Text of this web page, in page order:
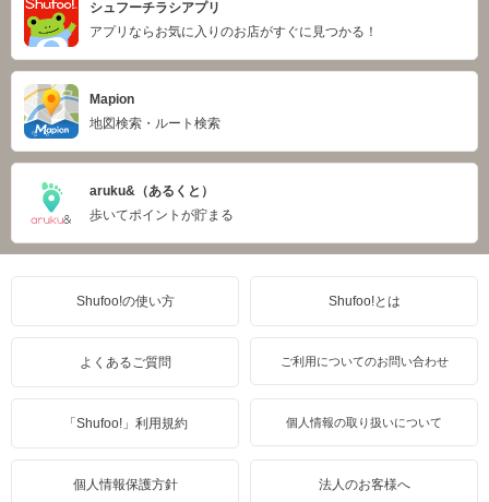
シュフーチラシアプリ
アプリならお気に入りのお店がすぐに見つかる！
Mapion
地図検索・ルート検索
aruku&（あるくと）
歩いてポイントが貯まる
Shufoo!の使い方 Shufoo!とは
よくあるご質問 ご利用についてのお問い合わせ
「Shufoo!」利用規約 個人情報の取り扱いについて
個人情報保護方針 法人のお客様へ